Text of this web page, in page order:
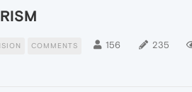
COMMENTS 156 235